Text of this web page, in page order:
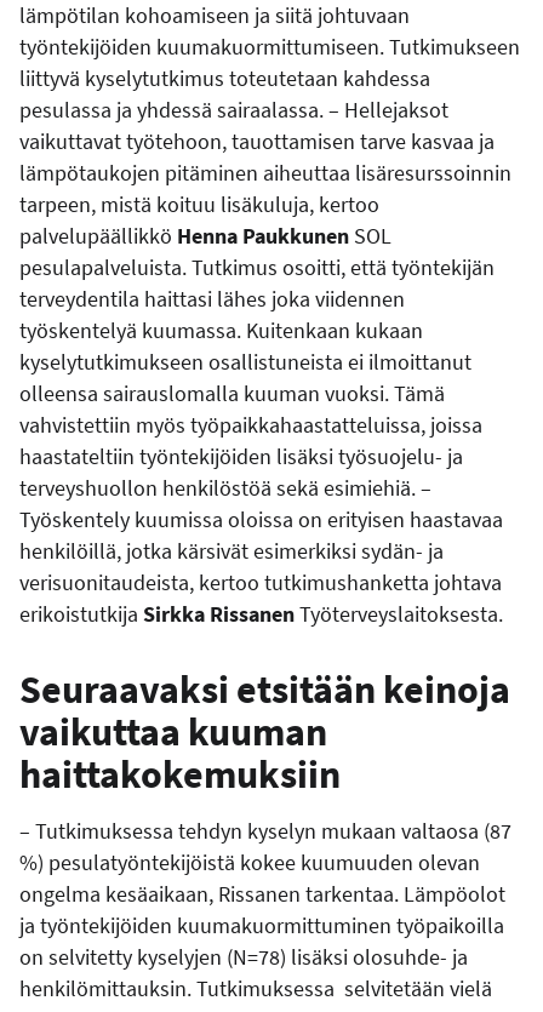
lämpötilan kohoamiseen ja siitä johtuvaan
työntekijöiden kuumakuormittumiseen. Tutkimukseen
liittyvä kyselytutkimus toteutetaan kahdessa
pesulassa ja yhdessä sairaalassa. – Hellejaksot
vaikuttavat työtehoon, tauottamisen tarve kasvaa ja
lämpötaukojen pitäminen aiheuttaa lisäresurssoinnin
tarpeen, mistä koituu lisäkuluja, kertoo
palvelupäällikkö Henna Paukkunen SOL
pesulapalveluista. Tutkimus osoitti, että työntekijän
terveydentila haittasi lähes joka viidennen
työskentelyä kuumassa. Kuitenkaan kukaan
kyselytutkimukseen osallistuneista ei ilmoittanut
olleensa sairauslomalla kuuman vuoksi. Tämä
vahvistettiin myös työpaikkahaastatteluissa, joissa
haastateltiin työntekijöiden lisäksi työsuojelu- ja
terveyshuollon henkilöstöä sekä esimiehiä. –
Työskentely kuumissa oloissa on erityisen haastavaa
henkilöillä, jotka kärsivät esimerkiksi sydän- ja
verisuonitaudeista, kertoo tutkimushanketta johtava
erikoistutkija Sirkka RissanenTyöterveyslaitoksesta.
Seuraavaksi etsitään keinoja
vaikuttaa kuuman
haittakokemuksiin
– Tutkimuksessa tehdyn kyselyn mukaan valtaosa (87
%) pesulatyöntekijöistä kokee kuumuuden olevan
ongelma kesäaikaan, Rissanen tarkentaa. Lämpöolot
ja työntekijöiden kuumakuormittuminen työpaikoilla
on selvitetty kyselyjen (N=78) lisäksi olosuhde- ja
henkilömittauksin. Tutkimuksessa selvitetään vielä